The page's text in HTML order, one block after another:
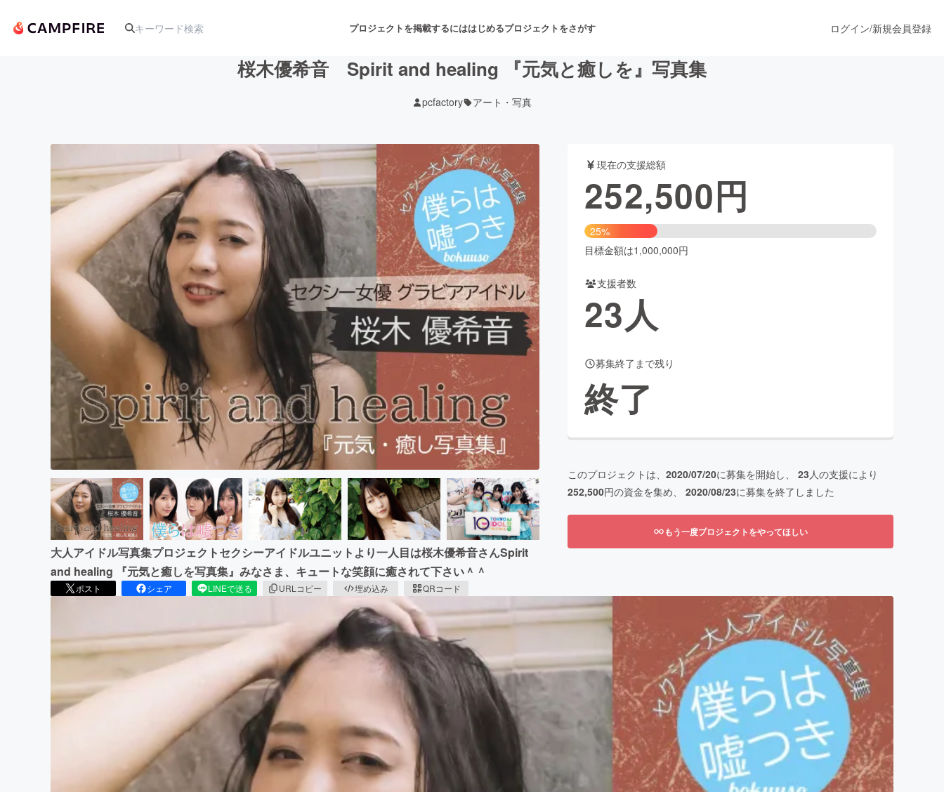
プロジェクトを掲載するにははじめるプロジェクトをさがす
アート・写真 舞台・パフォーマンス
テクノロジー・ガジェット ゲーム・サービス開発 フード・飲食店 ファッション
映像・映画 書籍・雑誌出版 アニメ・漫画
ビジネス・起業 チャレンジ ビューティー・ヘルスケア
まちづくり・地域活性化
CAMPFIRE for Social Good
CAMPFIRE Creation
CAMPFIREふるさと納税
machi-ya コミュニティ
ログイン/新規会員登録
桜木優希音 Spirit and healing 『元気と癒しを』写真集
pcfactory アート・写真
大人アイドル写真集プロジェクトセクシーアイドルユニットより一人目は桜木優希音さんSpirit
and healing 『元気と癒しを写真集』みなさま、キュートな笑顔に癒されて下さい＾＾
ポスト シェア LINEで送る URLコピー 埋め込み QRコード
現在の支援総額
252,500円
25%
目標金額は1,000,000円
支援者数
23人
募集終了まで残り
終了
このプロジェクトは、 2020/07/20に募集を開始し、 23人の支援により
252,500円の資金を集め、 2020/08/23に募集を終了しました
もう一度プロジェクトをやってほしい